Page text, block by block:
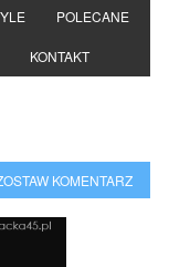
POLECANE
KONTAKT
KOMENTARZ